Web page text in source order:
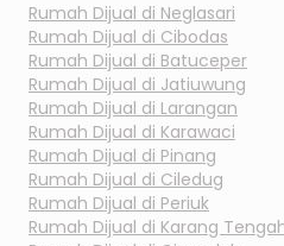
Rumah Dijual di Neglasari
Rumah Dijual di Cibodas
Rumah Dijual di Batuceper
Rumah Dijual di Jatiuwung
Rumah Dijual di Larangan
Rumah Dijual di Karawaci
Rumah Dijual di Pinang
Rumah Dijual di Ciledug
Rumah Dijual di Periuk
Rumah Dijual di Karang